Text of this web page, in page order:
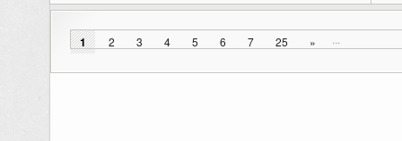
1 2 3 4 5 6 7 25 »